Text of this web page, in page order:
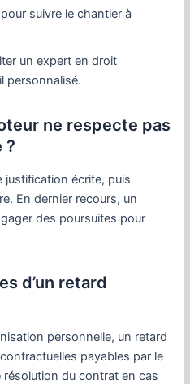
suivre le chantier à
un expert en droit
personnalisé.
ne respecte pas
?
justification écrite, puis
En dernier recours, un
des poursuites pour
d’un retard
personnelle, un retard
payables par le
du contrat en cas